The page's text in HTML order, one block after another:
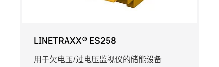
LINETRAXX® ES258
用于欠电压/过电压监视仪的储能设备